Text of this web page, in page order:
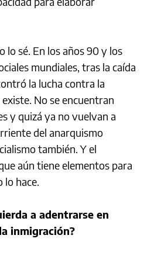
lo sé. En los años 90 y los
mundiales, tras la caída
la lucha contra la
No se encuentran
y quizá ya no vuelvan a
del anarquismo
también. Y el
aún tiene elementos para
lo hace.
a adentrarse en
inmigración?